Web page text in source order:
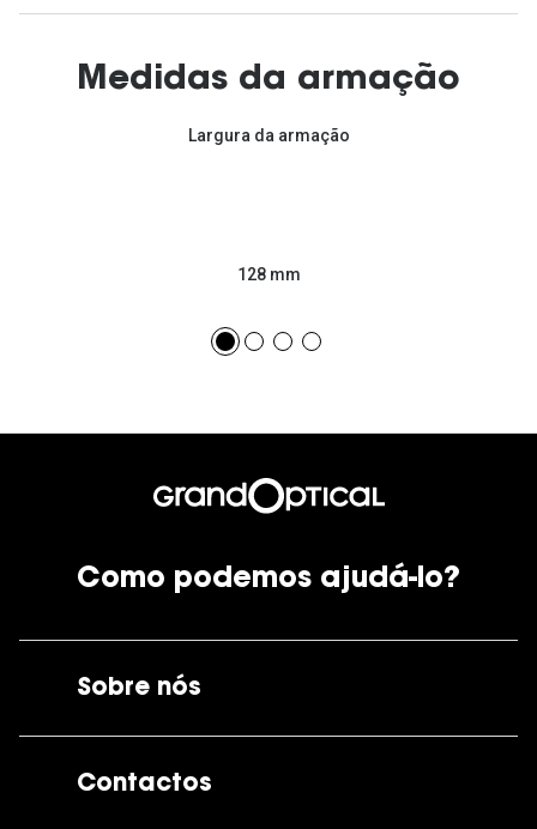
Medidas da armação
Largura da armação
128 mm
Como podemos ajudá-lo?
Sobre nós
Contactos